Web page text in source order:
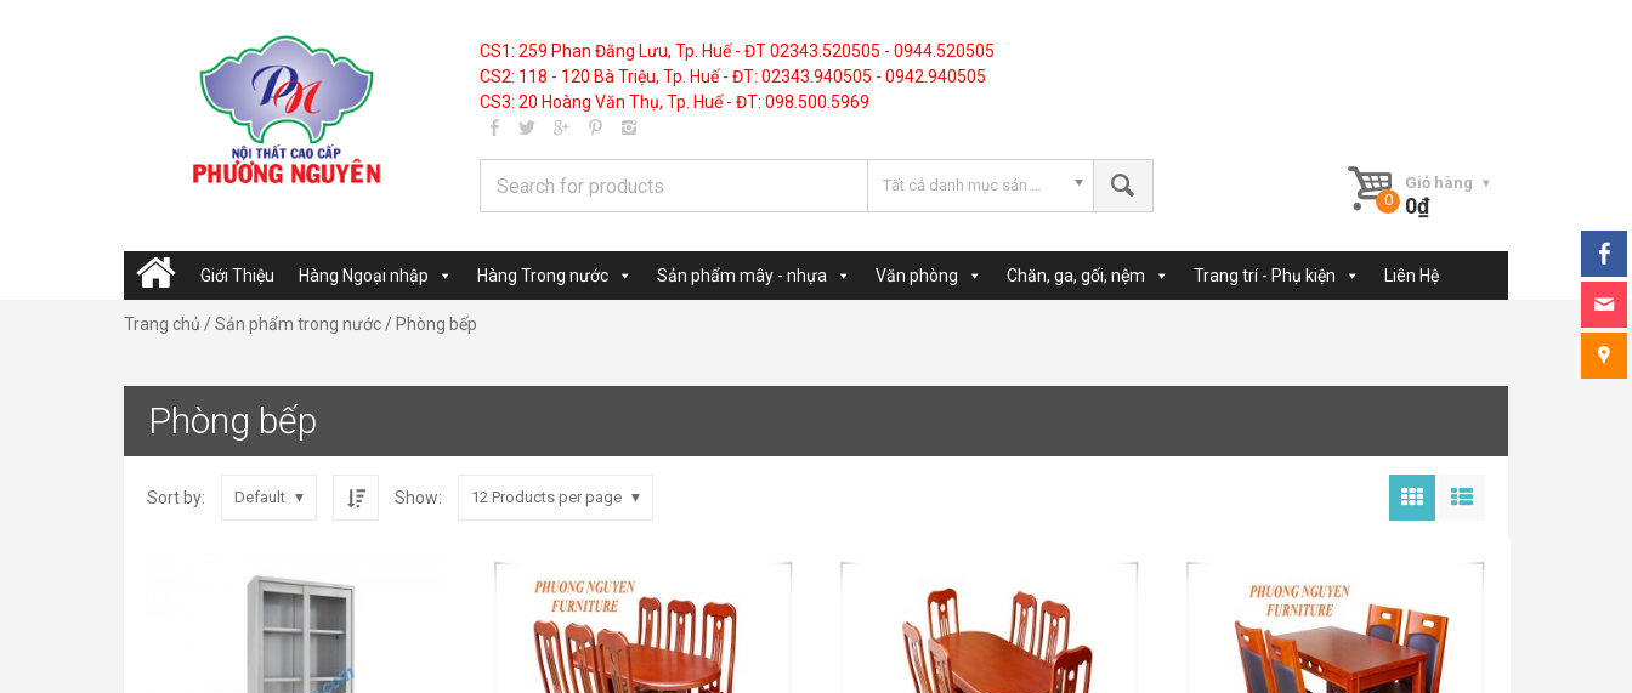
CS1: 259 Phan Đăng Lưu, Tp. Huế - ĐT 02343.520505 - 0944.520505
CS2: 118 - 120 Bà Triệu, Tp. Huế - ĐT: 02343.940505 - 0942.940505
CS3: 20 Hoàng Văn Thụ, Tp. Huế - ĐT: 098.500.5969
Tất cả danh mục sản phẩm
Giới Thiệu Hàng Ngoại nhập Hàng Trong nước Sản phẩm mây - nhựa Văn phòng Chăn, ga, gối, nệm Trang trí - Phụ kiện Liên Hệ
Giỏ hàng
0₫
Trang chủ /Sản phẩm trong nước / Phòng bếp
Phòng bếp
Sort by: Default Show: 12 Products per page